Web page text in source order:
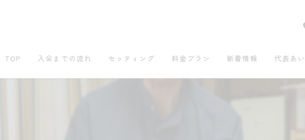
TOP 入会までの流れ セッティング 料金プラン 新着情報 代表あ